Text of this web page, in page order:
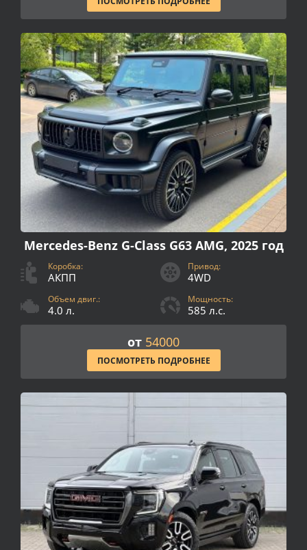
Mercedes-Benz G-Class G63 AMG, 2025 год
Коробка:
АКПП
Привод:
4WD
Объем двиг.:
4.0 л.
Мощность:
585 л.с.
от 54000
ПОСМОТРЕТЬ ПОДРОБНЕЕ